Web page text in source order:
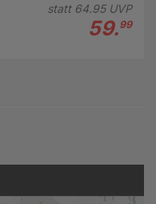
statt 64.95UVP
59.99